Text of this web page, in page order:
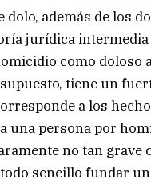
además de los
jurídica
como doloso
tiene un
a los
una persona por
no tan grave
sencillo fundar